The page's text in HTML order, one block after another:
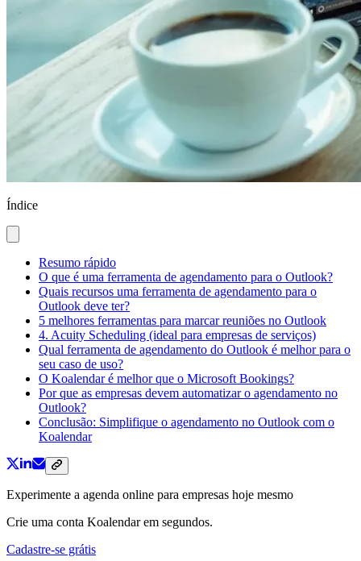
Índice
Resumo rápido
O que é uma ferramenta de agendamento para o Outlook?
Quais recursos uma ferramenta de agendamento para o
Outlook deve ter?
5 melhores ferramentas para marcar reuniões no Outlook
4. Acuity Scheduling (ideal para empresas de serviços)
Qual ferramenta de agendamento do Outlook é melhor para o
seu caso de uso?
O Koalendar é melhor que o Microsoft Bookings?
Por que as empresas devem automatizar o agendamento no
Outlook?
Conclusão: Simplifique o agendamento no Outlook com o
Koalendar
Experimente a agenda online para empresas hoje mesmo
Crie uma conta Koalendar em segundos.
Cadastre-se grátis